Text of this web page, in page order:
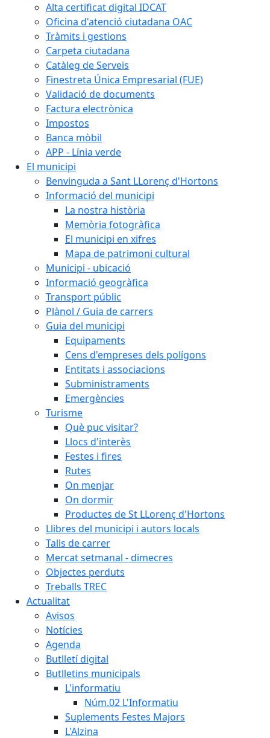
Alta certificat digital IDCAT
Oficina d'atenció ciutadana OAC
Tràmits i gestions
Carpeta ciutadana
Catàleg de Serveis
Finestreta Única Empresarial (FUE)
Validació de documents
Factura electrònica
Impostos
Banca mòbil
APP - Línia verde
El municipi
Benvinguda a Sant LLorenç d'Hortons
Informació del municipi
La nostra història
Memòria fotogràfica
El municipi en xifres
Mapa de patrimoni cultural
Municipi - ubicació
Informació geogràfica
Transport públic
Plànol / Guia de carrers
Guia del municipi
Equipaments
Cens d'empreses dels polígons
Entitats i associacions
Subministraments
Emergències
Turisme
Què puc visitar?
Llocs d'interès
Festes i fires
Rutes
On menjar
On dormir
Productes de St LLorenç d'Hortons
Llibres del municipi i autors locals
Talls de carrer
Mercat setmanal - dimecres
Objectes perduts
Treballs TREC
Actualitat
Avisos
Notícies
Agenda
Butlletí digital
Butlletins municipals
L'informatiu
Núm.02 L'Informatiu
Suplements Festes Majors
L'Alzina